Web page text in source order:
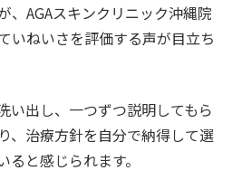
、AGAスキンクリニック沖縄院
いねいさを評価する声が目立ち
い出し、一つずつ説明してもら
、治療方針を自分で納得して選
と感じられます。